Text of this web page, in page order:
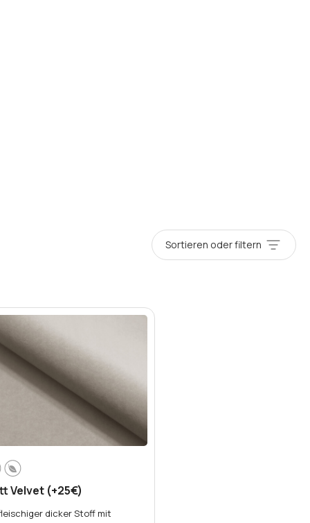
Sortieren oder filtern
Velvet (+25€)
dicker Stoff mit